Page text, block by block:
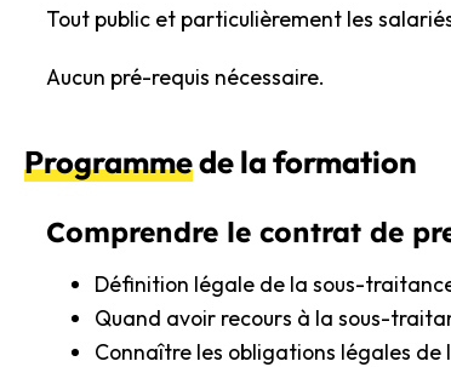
Tout public et particulièrement les
Aucun pré-requis nécessaire.
Programmede la formation
Comprendre le contrat de
Définition légale de la sous-
Quand avoir recours à la sous-
Connaître les obligations légales de